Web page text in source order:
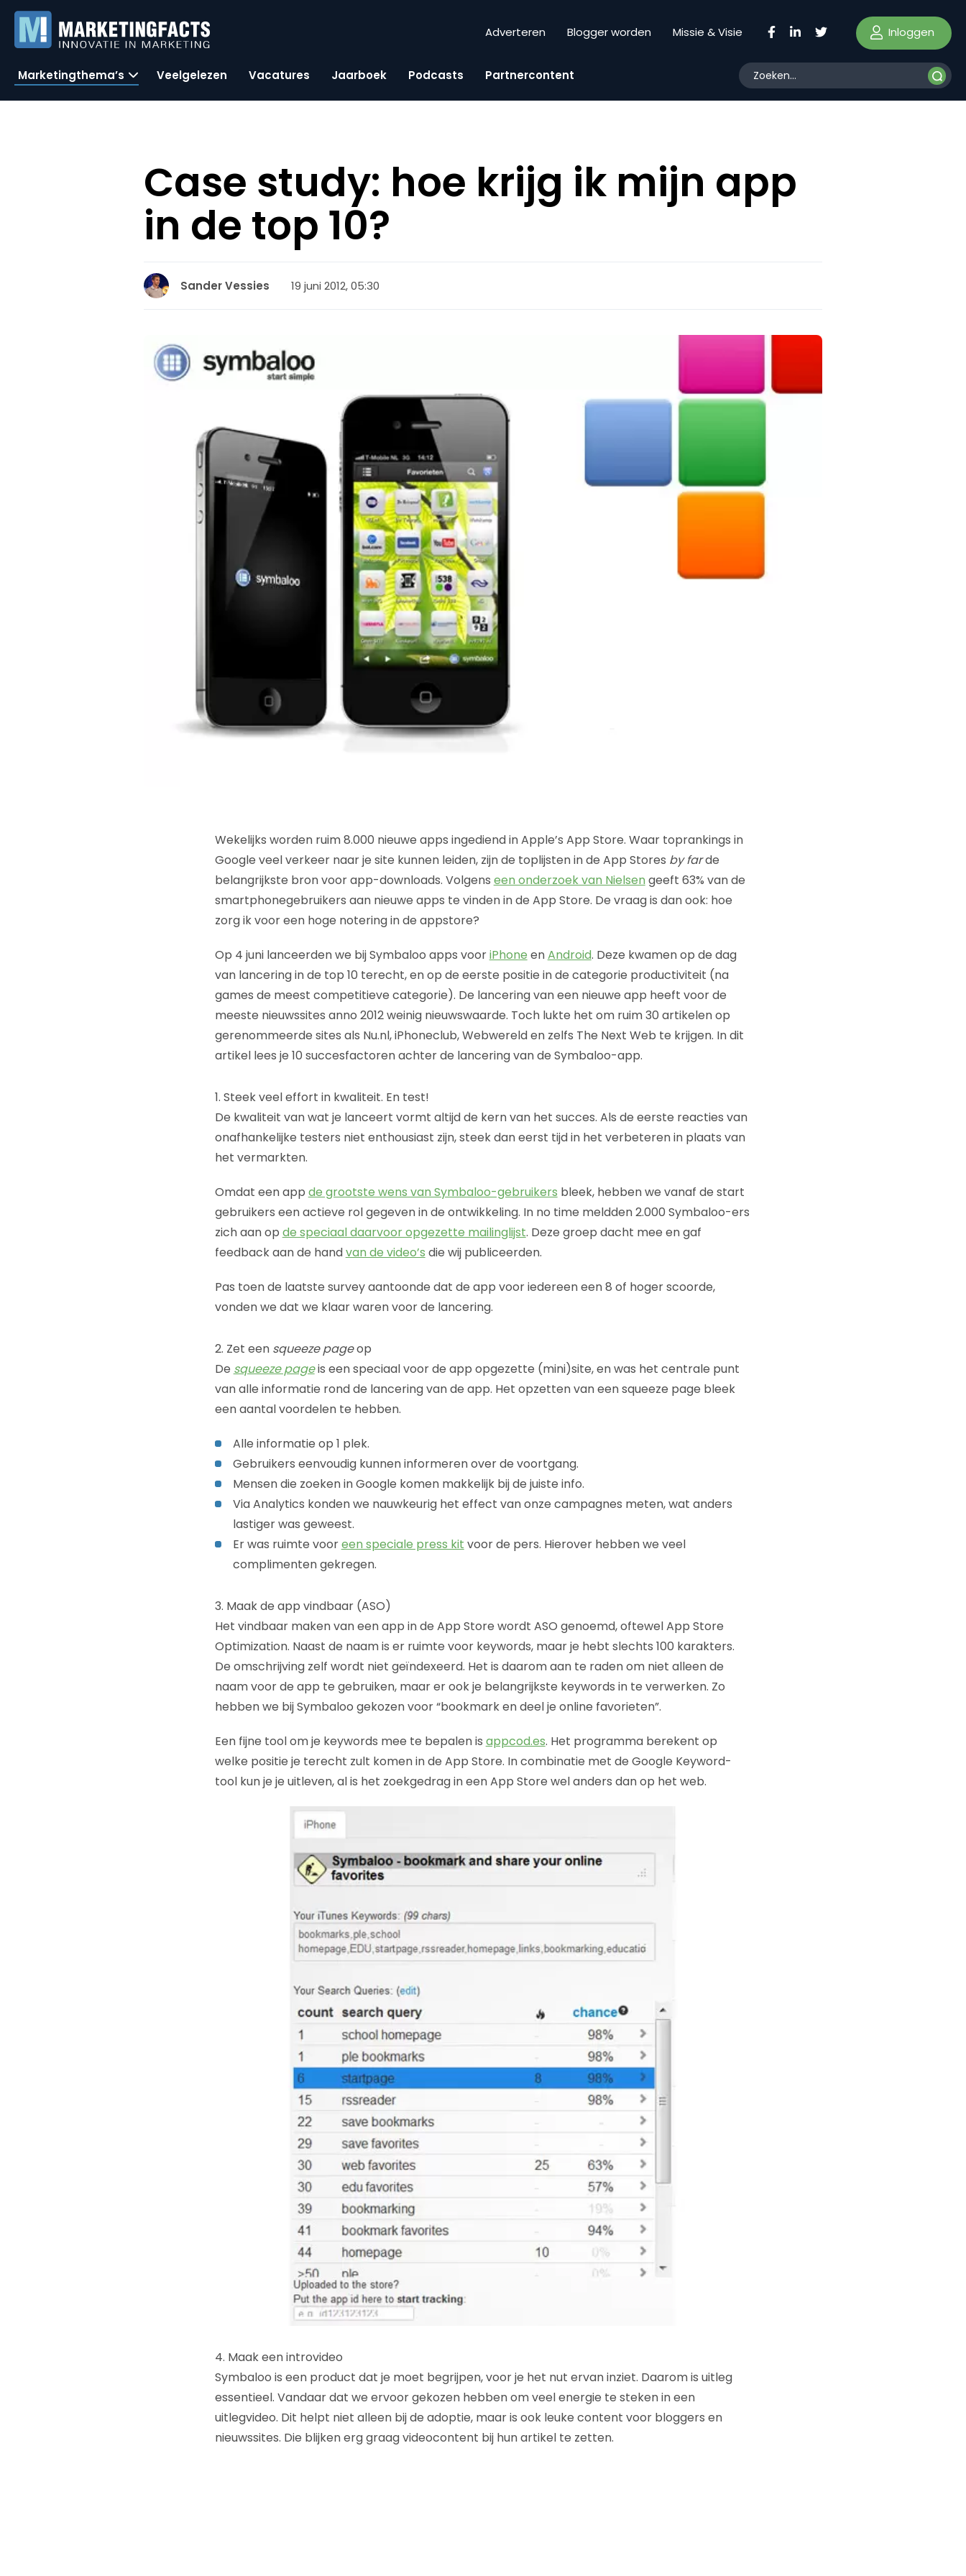
Adverteren Blogger worden Missie & Visie Inloggen
Marketingthema’s Veelgelezen Vacatures Jaarboek Podcasts Partnercontent
Case study: hoe krijg ik mijn app
in de top 10?
Sander Vessies 19 juni 2012, 05:30
Wekelijks worden ruim 8.000 nieuwe apps ingediend in Apple’s App Store. Waar toprankings in
Google veel verkeer naar je site kunnen leiden, zijn de toplijsten in de App Stores by farde
belangrijkste bron voor app-downloads. Volgens een onderzoek van Nielsen geeft 63% van de
smartphonegebruikers aan nieuwe apps te vinden in de App Store. De vraag is dan ook: hoe
zorg ik voor een hoge notering in de appstore?
Op 4 juni lanceerden we bij Symbaloo apps vooriPhone enAndroid. Deze kwamen op de dag
van lancering in de top 10 terecht, en op de eerste positie in de categorie productiviteit (na
games de meest competitieve categorie). De lancering van een nieuwe app heeft voor de
meeste nieuwssites anno 2012 weinig nieuwswaarde. Toch lukte het om ruim 30 artikelen op
gerenommeerde sites als Nu.nl, iPhoneclub, Webwereld en zelfs The Next Web te krijgen. In dit
artikel lees je 10 succesfactoren achter de lancering van de Symbaloo-app.
1. Steek veel effort in kwaliteit. En test!
De kwaliteit van wat je lanceert vormt altijd de kern van het succes. Als de eerste reacties van
onafhankelijke testers niet enthousiast zijn, steek dan eerst tijd in het verbeteren in plaats van
het vermarkten.
Omdat een app de grootste wens van Symbaloo-gebruikers bleek, hebben we vanaf de start
gebruikers een actieve rol gegeven in de ontwikkeling. In no time meldden 2.000 Symbaloo-ers
zich aan op de speciaal daarvoor opgezette mailinglijst. Deze groep dacht mee en gaf
feedback aan de handvan de video’s die wij publiceerden.
Pas toen de laatste survey aantoonde dat de app voor iedereen een 8 of hoger scoorde,
vonden we dat we klaar waren voor de lancering.
2. Zet een squeeze pageop
De squeeze pageis een speciaal voor de app opgezette (mini)site, en was het centrale punt
van alle informatie rond de lancering van de app. Het opzetten van een squeeze page bleek
een aantal voordelen te hebben.
Alle informatie op 1 plek.
Gebruikers eenvoudig kunnen informeren over de voortgang.
Mensen die zoeken in Google komen makkelijk bij de juiste info.
Via Analytics konden we nauwkeurig het effect van onze campagnes meten, wat anders
lastiger was geweest.
Er was ruimte vooreen speciale press kit voor de pers. Hierover hebben we veel
complimenten gekregen.
3. Maak de app vindbaar (ASO)
Het vindbaar maken van een app in de App Store wordt ASO genoemd, oftewel App Store
Optimization. Naast de naam is er ruimte voor keywords, maar je hebt slechts 100 karakters.
De omschrijving zelf wordt niet geïndexeerd. Het is daarom aan te raden om niet alleen de
naam voor de app te gebruiken, maar er ook je belangrijkste keywords in te verwerken. Zo
hebben we bij Symbaloo gekozen voor “bookmark en deel je online favorieten”.
Een fijne tool om je keywords mee te bepalen is appcod.es. Het programma berekent op
welke positie je terecht zult komen in de App Store. In combinatie met de Google Keyword-
tool kun je je uitleven, al is het zoekgedrag in een App Store wel anders dan op het web.
4. Maak een introvideo
Symbaloo is een product dat je moet begrijpen, voor je het nut ervan inziet. Daarom is uitleg
essentieel. Vandaar dat we ervoor gekozen hebben om veel energie te steken in een
uitlegvideo. Dit helpt niet alleen bij de adoptie, maar is ook leuke content voor bloggers en
nieuwssites. Die blijken erg graag videocontent bij hun artikel te zetten.